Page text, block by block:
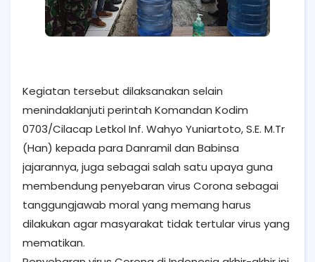
Kegiatan tersebut dilaksanakan selain
menindaklanjuti perintah Komandan Kodim
0703/Cilacap Letkol Inf. Wahyo Yuniartoto, S.E. M.Tr
(Han) kepada para Danramil dan Babinsa
jajarannya, juga sebagai salah satu upaya guna
membendung penyebaran virus Corona sebagai
tanggungjawab moral yang memang harus
dilakukan agar masyarakat tidak tertular virus yang
mematikan.